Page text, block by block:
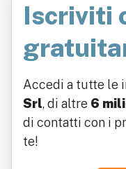
Iscriviti
Accedi a tutte le
Srl, di altre 6
di contatti con i
te!